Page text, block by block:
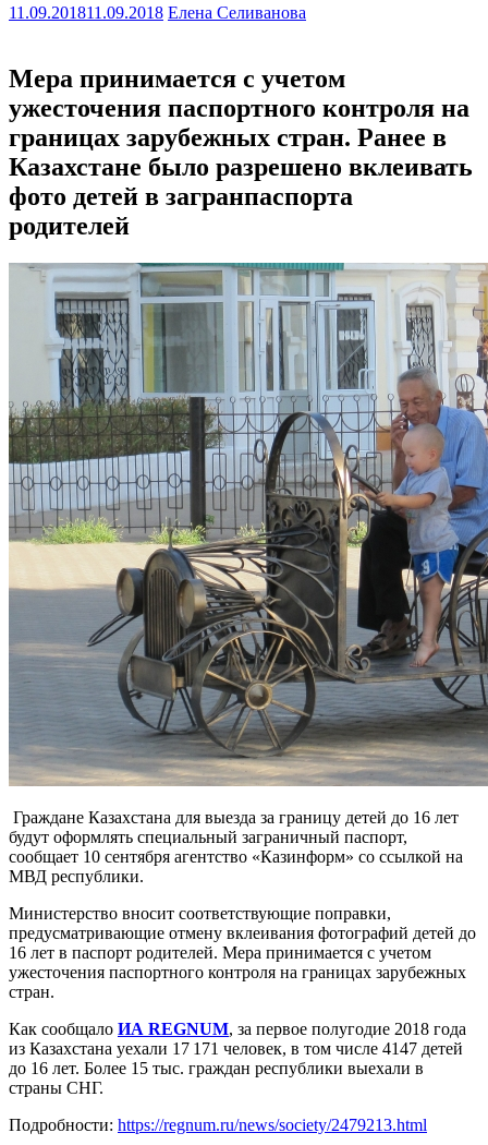
11.09.201811.09.2018 Елена Селиванова
Мера принимается с учетом
ужесточения паспортного контроля на
границах зарубежных стран. Ранее в
Казахстане было разрешено вклеивать
фото детей в загранпаспорта
родителей
Граждане Казахстана для выезда за границу детей до 16 лет
будут оформлять специальный заграничный паспорт,
сообщает 10 сентября агентство «Казинформ» со ссылкой на
МВД республики.
Министерство вносит соответствующие поправки,
предусматривающие отмену вклеивания фотографий детей до
16 лет в паспорт родителей. Мера принимается с учетом
ужесточения паспортного контроля на границах зарубежных
стран.
Как сообщало ИА REGNUM, за первое полугодие 2018 года
из Казахстана уехали 17 171 человек, в том числе 4147 детей
до 16 лет. Более 15 тыс. граждан республики выехали в
страны СНГ.
Подробности: https://regnum.ru/news/society/2479213.html